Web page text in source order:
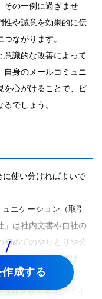
その一例に過ぎませ
性や誠意を効果的に伝
ながります。
意識的な改善によって
自身のメールコミュニ
を心がけることで、ビ
でしょう。
使い分ければよいで
ニケーション（取引
」は社内文書や自社の
初めてのやりとりや公
スリリースなどでは
在させてもよいです
成する